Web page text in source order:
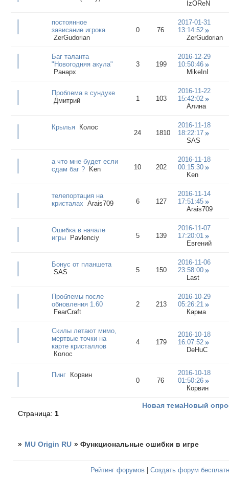
IzOReN
постоянное
зависание игрока
ZerGudorian
0 76
2017-01-31
13:14:52
ZerGudorian
Баг таланта
"Новогодняя акула"
Ранарх
3 199
2016-12-29
10:50:46
MikeInI
Проблема в сундуке
Дмитрий
1 103
2016-11-22
15:42:02
Алина
Крылья Колос
24 1810
2016-11-18
18:22:17
SAS
а что мне будет если
сдам баг ?
Ken 10 202
2016-11-18
00:15:30
Ken
телепортация на
кристалах Arais709 6 127
2016-11-14
17:51:45
Arais709
Ошибка в начале
игры
Pavlenciy 5 139
2016-11-07
17:20:01
Евгений
Бонус от планшета
SAS
5 150
2016-11-06
23:58:00
Last
Проблемы после
обновления 1.60
FearCraft
2 213
2016-10-29
05:26:21
Карма
Скилы летают мимо,
мертвые точки на
карте кристаллов
Колос
4 179
2016-10-18
16:07:52
DeHuC
Пинг Корвин
0 76
2016-10-18
01:50:26
Корвин
Новая темаНовый
Страница: 1
» MU Origin RU »Функциональные ошибки в игре
Рейтинг форумов |Создать форум